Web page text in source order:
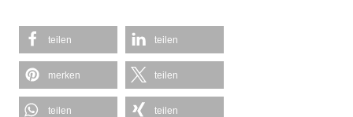
teilen teilen
merken teilen
teilen teilen